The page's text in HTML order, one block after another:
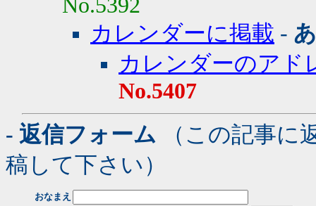
No.5392
カレンダーに掲載 -
カレンダーのアド
No.5407
- 返信フォーム （この記事に
稿して下さい）
おなまえ